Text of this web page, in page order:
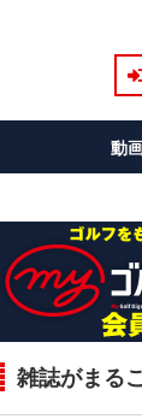
動
雑誌がまる